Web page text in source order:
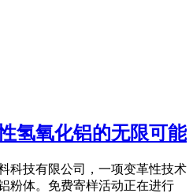
氢氧化铝的无限可能
科技有限公司，一项变革性技术
体。免费寄样活动正在进行